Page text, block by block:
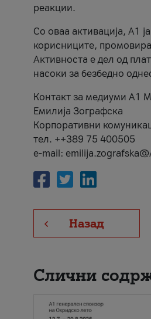
реакции.
Со оваа активација, А1
корисниците,
Активноста е дел од
насоки за безбедно
Контакт за медиуми А1
Емилија Зографска
Корпоративни
тел. ++389 75 400505
e-mail:
Назад
Слични